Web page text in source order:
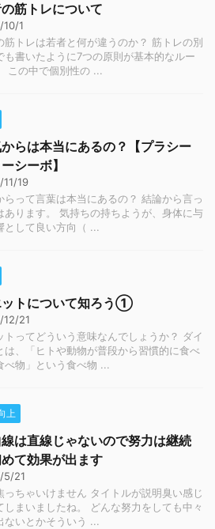
筋トレについて
1
筋トレは若者と何が違うのか？ 筋トレの別
も書いたように7つの原則が基本的なルー
この中で個別性の ...
らは本当にあるの？【プラシー
シーボ】
19
らって言葉は本当にあるの？ 結論から言っ
あります。 気持ちの持ちようが、身体に与
として良い方向（ ...
ットについて知ろう①
21
トってどういう意味なんでしょうか？ ダイ
は、「ヒトや動物が普段から習慣的に食べ
べ物」という食べ物 ...
上
は直線じゃないので努力は継続
めて効果が出ます
5/21
っちゃいけません タイトルが説明臭い感じ
しまいましたね。 どんな努力をしても中々
ないとかそういう ...